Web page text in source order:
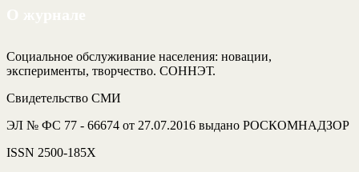
Социальное обслуживание населения: новации,
эксперименты, творчество. СОННЭТ.
Свидетельство СМИ
ЭЛ № ФС 77 - 66674 от 27.07.2016 выдано РОСКОМНАДЗОР
ISSN 2500-185Х